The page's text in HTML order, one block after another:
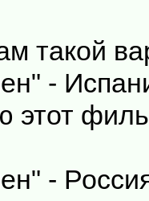
такой
-
этот
-